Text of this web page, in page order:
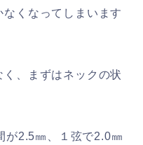
くなってしまいます
、まずはネックの状
が2.5㎜、１弦で2.0㎜